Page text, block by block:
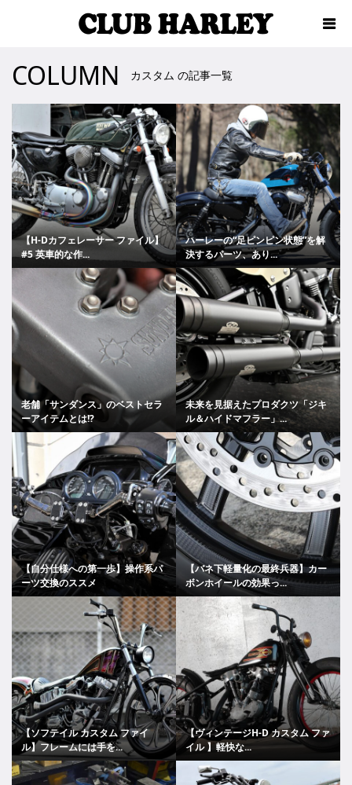
COLUMN カスタム の記事一覧
【H-Dカフェレーサー ファイル】
#5 英車的な作...
ハーレーの“足ピンピン状態”を解
決するパーツ、あり...
老舗「サンダンス」のベストセラ
ーアイテムとは!?
未来を見据えたプロダクツ「ジキ
ル＆ハイドマフラー」...
【自分仕様への第一歩】操作系パ
ーツ交換のススメ
【バネ下軽量化の最終兵器】カー
ボンホイールの効果っ...
【ソフテイル カスタム ファイ
ル】フレームには手を...
【ヴィンテージH-D カスタム ファ
イル 】軽快な...